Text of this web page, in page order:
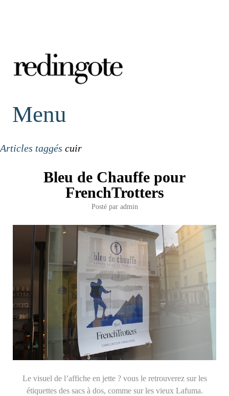
redingote.
Menu
Articles taggés cuir
Bleu de Chauffe pour
FrenchTrotters
Posté par admin
Le visuel de l’affiche en jette ? vous le retrouverez sur les
étiquettes des sacs à dos, comme sur les vieux Lafuma.